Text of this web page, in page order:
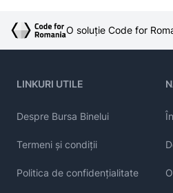
O soluție Code for
LINKURI UTILE
Despre Bursa Binelui
Termeni și condiții
Politica de confidențialitate